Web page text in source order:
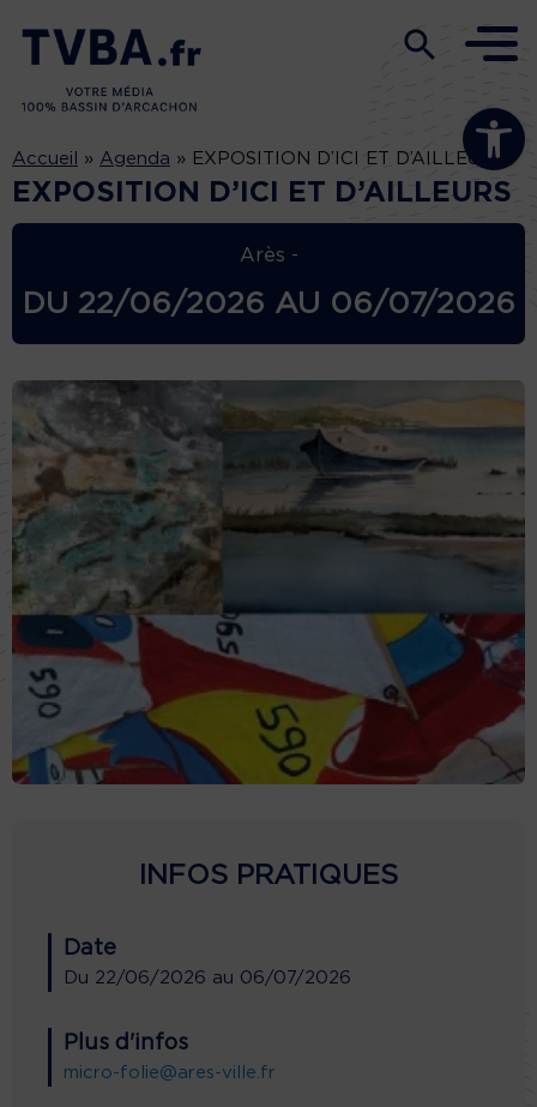
Ouvrir la
Accueil » Agenda » EXPOSITION D’ICI ET D’AILLEURS
EXPOSITION D’ICI ET D’AILLEURS
Arès -
DU 22/06/2026 AU 06/07/2026
INFOS PRATIQUES
Date
Du 22/06/2026 au 06/07/2026
Plus d'infos
micro-folie@ares-ville.fr